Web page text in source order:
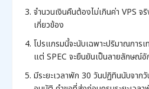
จำนวนเงินคืนต้องไม่เกินค่า VPS จ
เกี่ยวข้อง
โปรแกรมนี้จะนับเฉพาะปริมาณการ
แต่ SPEC จะยืนยันเป็นลายลักษณ์อั
มีระยะเวลาพัก 30 วันปฏิทินนับจาก